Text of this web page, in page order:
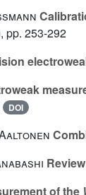
pp. 253-292
DOI
of the